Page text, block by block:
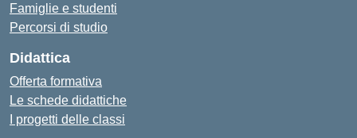
Famiglie e studenti
Percorsi di studio
Didattica
Offerta formativa
Le schede didattiche
I progetti delle classi